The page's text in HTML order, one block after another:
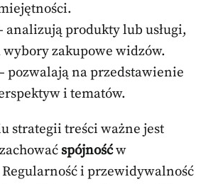
analizują produkty lub usługi,
wybory zakupowe widzów.
pozwalają na przedstawienie
i tematów.
strategii treści ważne jest
spójnośćw
i przewidywalność